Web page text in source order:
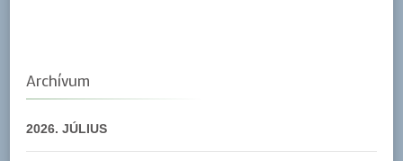
Archívum
2026. JÚLIUS